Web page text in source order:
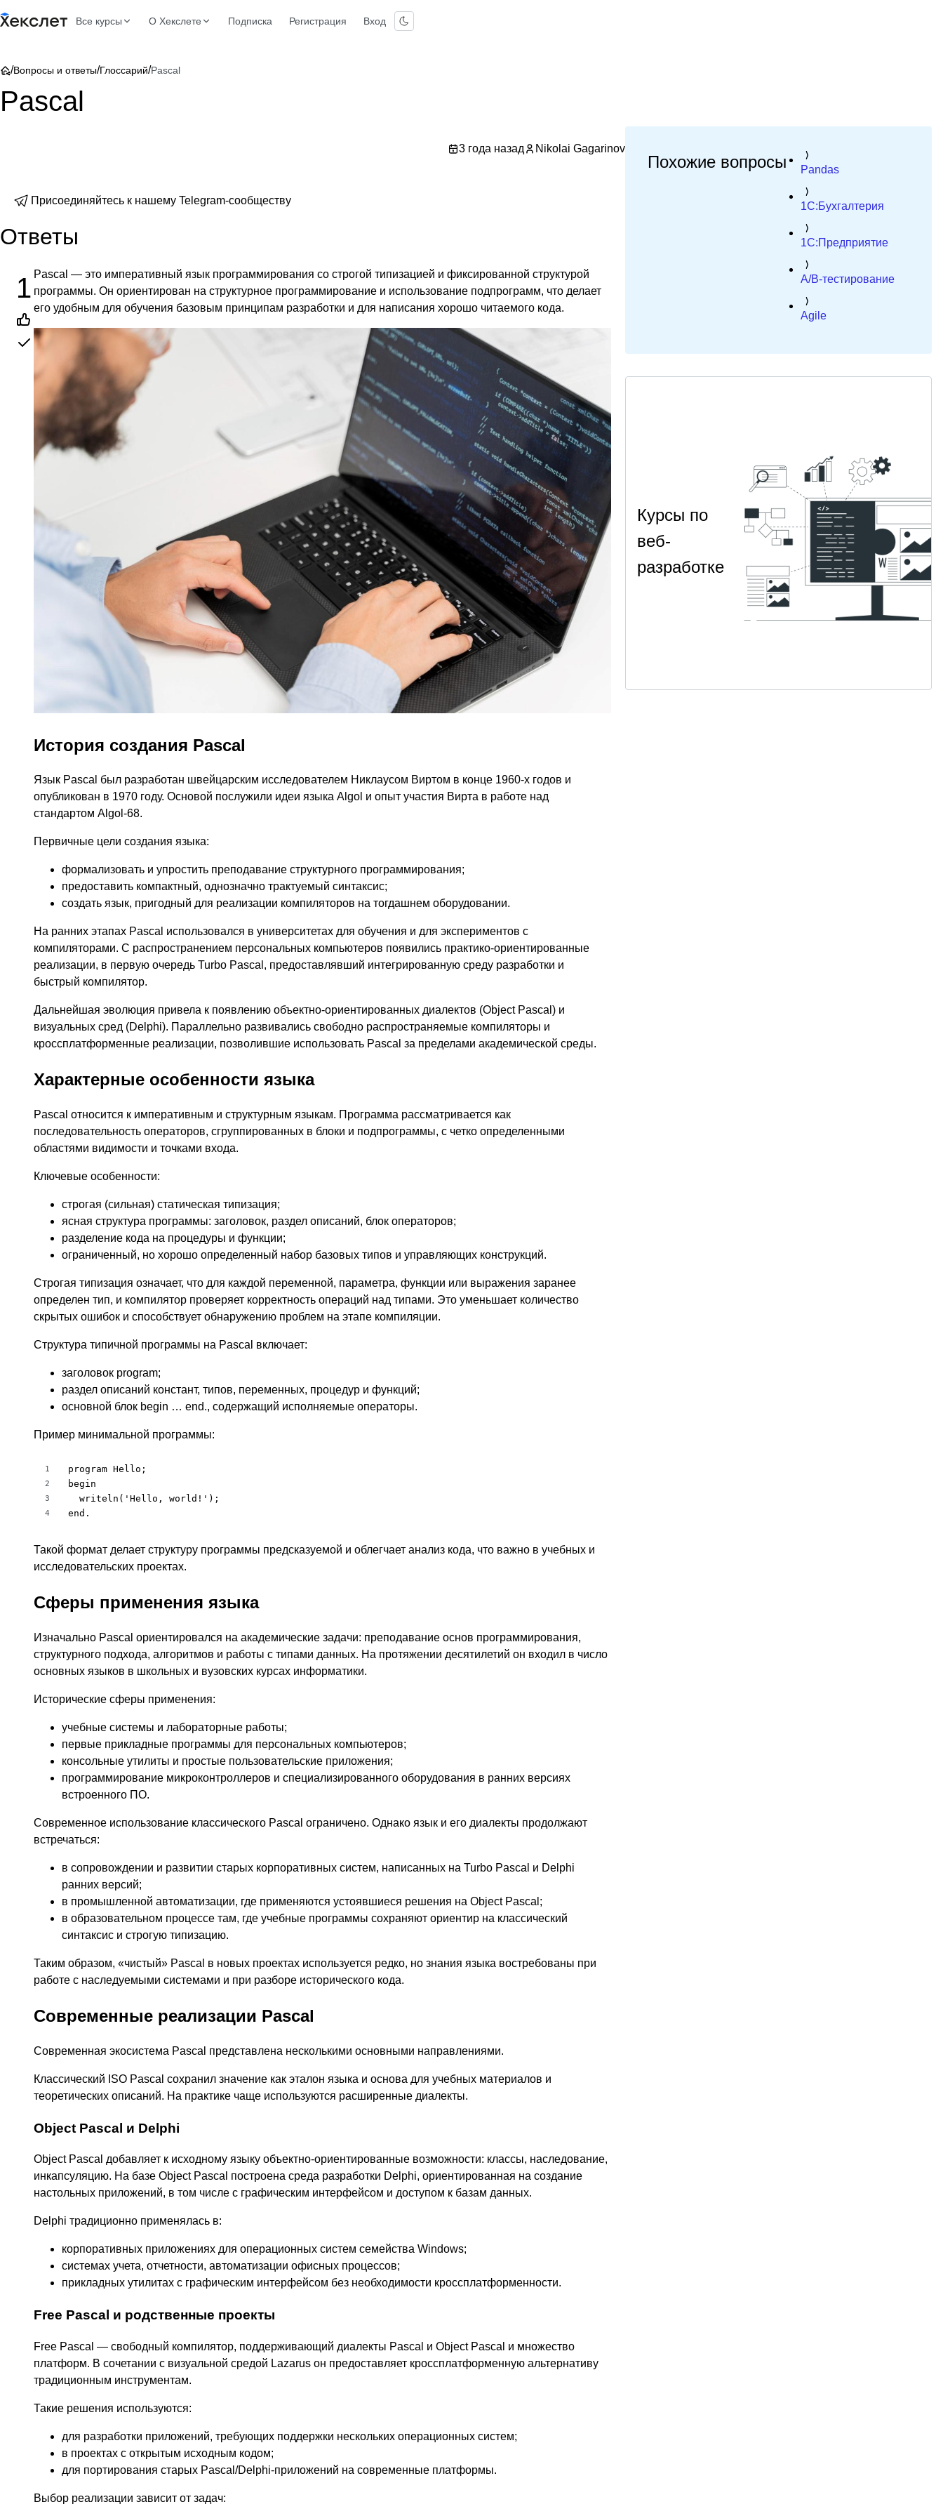
Все курсы О Хекслете Подписка Регистрация Вход
/Вопросы и ответы/Глоссарий/Pascal
Pascal
3 года назад Nikolai Gagarinov
Присоединяйтесь к нашему Telegram-сообществу
Ответы
1 Pascal — это императивный язык программирования со строгой типизацией и фиксированной структурой
программы. Он ориентирован на структурное программирование и использование подпрограмм, что делает
его удобным для обучения базовым принципам разработки и для написания хорошо читаемого кода.
История создания Pascal
Язык Pascal был разработан швейцарским исследователем Никлаусом Виртом в конце 1960-х годов и
опубликован в 1970 году. Основой послужили идеи языка Algol и опыт участия Вирта в работе над
стандартом Algol-68.
Первичные цели создания языка:
формализовать и упростить преподавание структурного программирования;
предоставить компактный, однозначно трактуемый синтаксис;
создать язык, пригодный для реализации компиляторов на тогдашнем оборудовании.
На ранних этапах Pascal использовался в университетах для обучения и для экспериментов с
компиляторами. С распространением персональных компьютеров появились практико-ориентированные
реализации, в первую очередь Turbo Pascal, предоставлявший интегрированную среду разработки и
быстрый компилятор.
Дальнейшая эволюция привела к появлению объектно-ориентированных диалектов (Object Pascal) и
визуальных сред (Delphi). Параллельно развивались свободно распространяемые компиляторы и
кроссплатформенные реализации, позволившие использовать Pascal за пределами академической среды.
Характерные особенности языка
Pascal относится к императивным и структурным языкам. Программа рассматривается как
последовательность операторов, сгруппированных в блоки и подпрограммы, с четко определенными
областями видимости и точками входа.
Ключевые особенности:
строгая (сильная) статическая типизация;
ясная структура программы: заголовок, раздел описаний, блок операторов;
разделение кода на процедуры и функции;
ограниченный, но хорошо определенный набор базовых типов и управляющих конструкций.
Строгая типизация означает, что для каждой переменной, параметра, функции или выражения заранее
определен тип, и компилятор проверяет корректность операций над типами. Это уменьшает количество
скрытых ошибок и способствует обнаружению проблем на этапе компиляции.
Структура типичной программы на Pascal включает:
заголовок program;
раздел описаний констант, типов, переменных, процедур и функций;
основной блок begin … end., содержащий исполняемые операторы.
Пример минимальной программы:
1
2
3
4
program Hello;
begin
  writeln('Hello, world!');
end.
Такой формат делает структуру программы предсказуемой и облегчает анализ кода, что важно в учебных и
исследовательских проектах.
Сферы применения языка
Изначально Pascal ориентировался на академические задачи: преподавание основ программирования,
структурного подхода, алгоритмов и работы с типами данных. На протяжении десятилетий он входил в число
основных языков в школьных и вузовских курсах информатики.
Исторические сферы применения:
учебные системы и лабораторные работы;
первые прикладные программы для персональных компьютеров;
консольные утилиты и простые пользовательские приложения;
программирование микроконтроллеров и специализированного оборудования в ранних версиях
встроенного ПО.
Современное использование классического Pascal ограничено. Однако язык и его диалекты продолжают
встречаться:
в сопровождении и развитии старых корпоративных систем, написанных на Turbo Pascal и Delphi
ранних версий;
в промышленной автоматизации, где применяются устоявшиеся решения на Object Pascal;
в образовательном процессе там, где учебные программы сохраняют ориентир на классический
синтаксис и строгую типизацию.
Таким образом, «чистый» Pascal в новых проектах используется редко, но знания языка востребованы при
работе с наследуемыми системами и при разборе исторического кода.
Современные реализации Pascal
Современная экосистема Pascal представлена несколькими основными направлениями.
Классический ISO Pascal сохранил значение как эталон языка и основа для учебных материалов и
теоретических описаний. На практике чаще используются расширенные диалекты.
Object Pascal и Delphi
Object Pascal добавляет к исходному языку объектно-ориентированные возможности: классы, наследование,
инкапсуляцию. На базе Object Pascal построена среда разработки Delphi, ориентированная на создание
настольных приложений, в том числе с графическим интерфейсом и доступом к базам данных.
Delphi традиционно применялась в:
корпоративных приложениях для операционных систем семейства Windows;
системах учета, отчетности, автоматизации офисных процессов;
прикладных утилитах с графическим интерфейсом без необходимости кроссплатформенности.
Free Pascal и родственные проекты
Free Pascal — свободный компилятор, поддерживающий диалекты Pascal и Object Pascal и множество
платформ. В сочетании с визуальной средой Lazarus он предоставляет кроссплатформенную альтернативу
традиционным инструментам.
Такие решения используются:
для разработки приложений, требующих поддержки нескольких операционных систем;
в проектах с открытым исходным кодом;
для портирования старых Pascal/Delphi-приложений на современные платформы.
Выбор реализации зависит от задач:
Похожие вопросы Pandas
1C:Бухгалтерия
1C:Предприятие
A/B-тестирование
Agile
Курсы по
веб-
разработке